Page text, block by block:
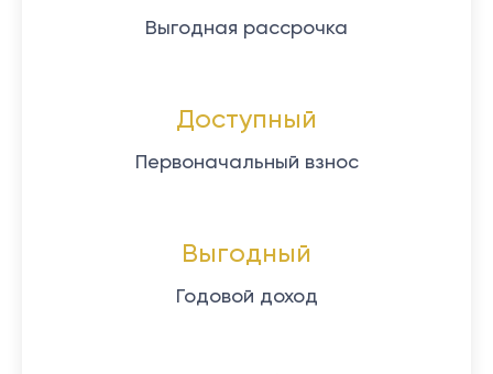
Выгодная рассрочка
Доступный
Первоначальный взнос
Выгодный
Годовой доход